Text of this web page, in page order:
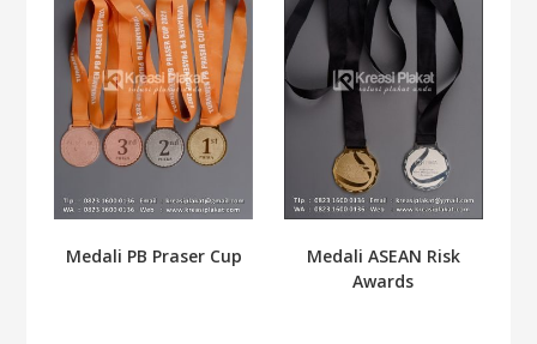
Medali PB Praser Cup
Medali ASEAN Risk
Awards